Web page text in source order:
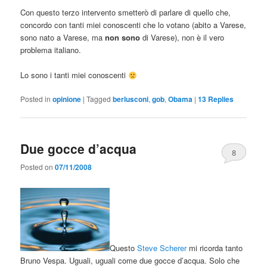
Con questo terzo intervento smetterò di parlare di quello che,
concordo con tanti miei conoscenti che lo votano (abito a Varese,
sono nato a Varese, manon sonodi Varese), non è il vero
problema italiano.
Lo sono i tanti miei conoscenti
Posted in opinione |Tagged berlusconi,gob,Obama |13 Replies
Due gocce d’acqua
Posted on07/11/2008
8
QuestoSteve Scherermi ricorda tanto
Bruno Vespa. Uguali, uguali come due gocce d’acqua. Solo che